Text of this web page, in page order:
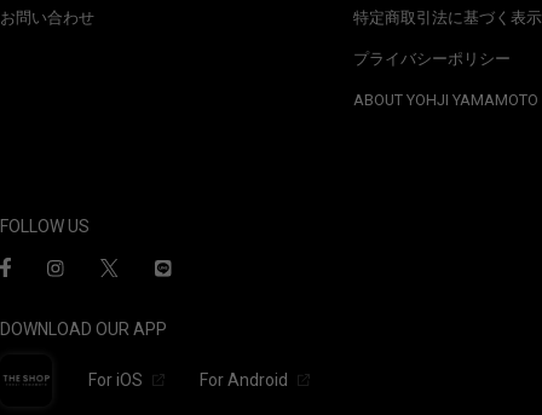
お問い合わせ 特定商取引法に基づく表示
プライバシーポリシー
ABOUT YOHJI YAMAMOTO
FOLLOW US
DOWNLOAD OUR APP
For iOS For Android